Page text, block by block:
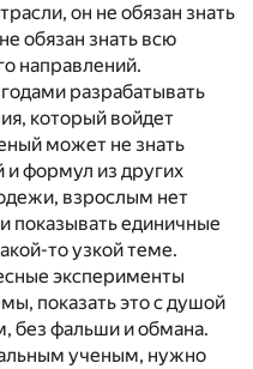
он не обязан знать
обязан знать всю
направлений.
разрабатывать
который войдет
может не знать
и формул из других
взрослым нет
показывать единичные
то узкой теме.
эксперименты
показать это с душой
без фальши и обмана.
ученым, нужно